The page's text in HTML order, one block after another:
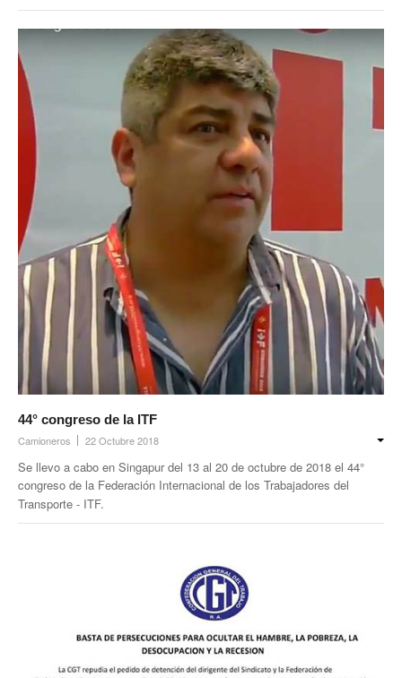
44° congreso de la ITF
Camioneros 22 Octubre 2018
Se llevo a cabo en Singapur del 13 al 20 de octubre de 2018 el 44°
congreso de la Federación Internacional de los Trabajadores del
Transporte - ITF.